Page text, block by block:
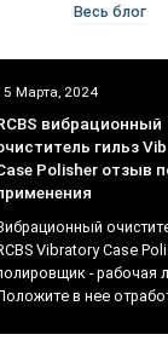
Весь блог
Марта, 2024
вибрационный
гильз
Polisher отзыв
Vibratory Case
- рабочая
в нее